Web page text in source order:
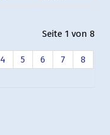
Seite 1 von 8
4 5 6 7
8